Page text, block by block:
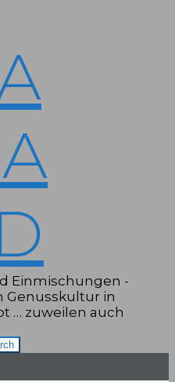
Einmischungen -
Genusskultur in
… zuweilen auch